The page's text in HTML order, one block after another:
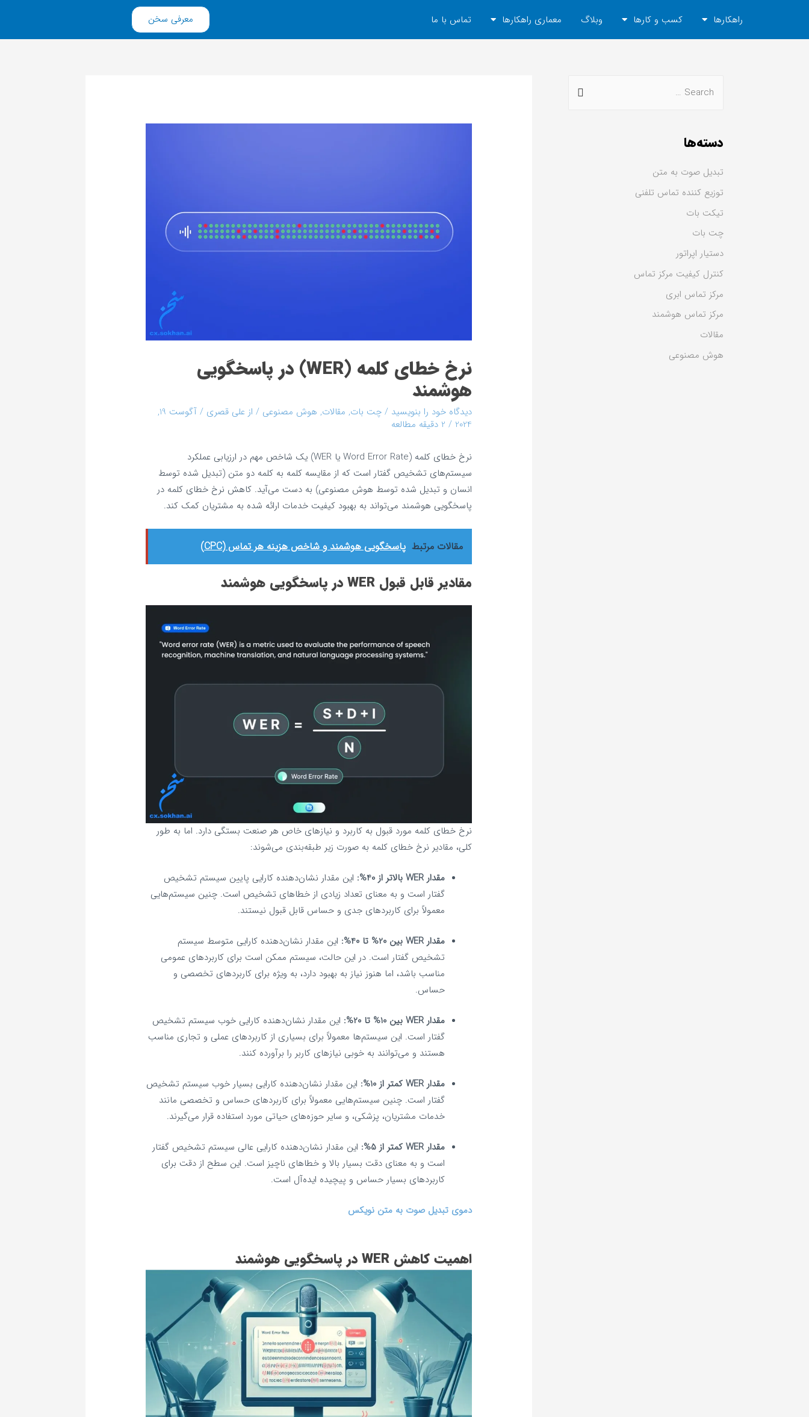
راهکارها کسب و کارها وبلاگ معماری راهکارها تماس با ما معرفی سخن
دسته‌ها
تبدیل صوت به متن
توزیع کننده تماس تلفنی
تیکت بات
چت بات
دستیار اپراتور
کنترل کیفیت مرکز تماس
مرکز تماس ابری
مرکز تماس هوشمند
مقالات
هوش مصنوعی
نرخ خطای کلمه (WER) در پاسخگویی
هوشمند
دیدگاه‌ خود را بنویسید /چت بات, مقالات, هوش مصنوعی / از علی قصری /
آگوست 19,
2024
/ 2 دقیقه مطالعه
نرخ خطای کلمه (Word Error Rate یا WER) یک شاخص مهم در ارزیابی عملکرد
سیستم‌های تشخیص گفتار است که از مقایسه کلمه به کلمه دو متن (تبدیل شده توسط
انسان و تبدیل شده توسط هوش مصنوعی) به دست می‌آید. کاهش نرخ خطای کلمه در
پاسخگویی هوشمند می‌تواند به بهبود کیفیت خدمات ارائه شده به مشتریان کمک کند.
مقالات مرتبط پاسخگویی هوشمند و شاخص هزینه هر تماس (CPC)
مقادیر قابل قبول WER در پاسخگویی هوشمند
نرخ خطای کلمه مورد قبول به کاربرد و نیازهای خاص هر صنعت بستگی دارد. اما به طور
کلی، مقادیر نرخ خطای کلمه به صورت زیر طبقه‌بندی می‌شوند:
مقدار WER بالاتر از 40%:
این مقدار نشان‌دهنده کارایی پایین سیستم تشخیص
گفتار است و به معنای تعداد زیادی از خطاهای تشخیص است. چنین سیستم‌هایی
معمولاً برای کاربردهای جدی و حساس قابل قبول نیستند.
مقدار WER بین 20% تا 40%:
این مقدار نشان‌دهنده کارایی متوسط سیستم
تشخیص گفتار است. در این حالت، سیستم ممکن است برای کاربردهای عمومی
مناسب باشد، اما هنوز نیاز به بهبود دارد، به ویژه برای کاربردهای تخصصی و
حساس.
مقدار WER بین 10% تا 20%:
این مقدار نشان‌دهنده کارایی خوب سیستم تشخیص
گفتار است. این سیستم‌ها معمولاً برای بسیاری از کاربردهای عملی و تجاری مناسب
هستند و می‌توانند به خوبی نیازهای کاربر را برآورده کنند.
مقدار WER کمتر از 10%:
این مقدار نشان‌دهنده کارایی بسیار خوب سیستم تشخیص
گفتار است. چنین سیستم‌هایی معمولاً برای کاربردهای حساس و تخصصی مانند
خدمات مشتریان، پزشکی، و سایر حوزه‌های حیاتی مورد استفاده قرار می‌گیرند.
مقدار WER کمتر از 5%:
این مقدار نشان‌دهنده کارایی عالی سیستم تشخیص گفتار
است و به معنای دقت بسیار بالا و خطاهای ناچیز است. این سطح از دقت برای
کاربردهای بسیار حساس و پیچیده ایده‌آل است.
دموی تبدیل صوت به متن نویکس
اهمیت کاهشWER در پاسخگویی هوشمند